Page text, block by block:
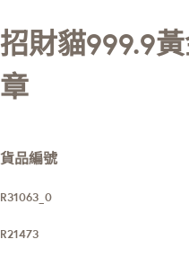
招財貓999.9
章
貨品編號
R31063_0
R21473